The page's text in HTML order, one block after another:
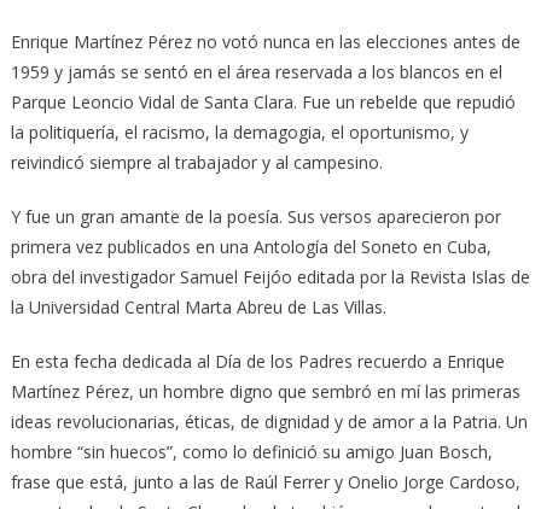
Enrique Martínez Pérez no votó nunca en las elecciones antes de
1959 y jamás se sentó en el área reservada a los blancos en el
Parque Leoncio Vidal de Santa Clara. Fue un rebelde que repudió
la politiquería, el racismo, la demagogia, el oportunismo, y
reivindicó siempre al trabajador y al campesino.
Y fue un gran amante de la poesía. Sus versos aparecieron por
primera vez publicados en una Antología del Soneto en Cuba,
obra del investigador Samuel Feijóo editada por la Revista Islas de
la Universidad Central Marta Abreu de Las Villas.
En esta fecha dedicada al Día de los Padres recuerdo a Enrique
Martínez Pérez, un hombre digno que sembró en mí las primeras
ideas revolucionarias, éticas, de dignidad y de amor a la Patria. Un
hombre “sin huecos”, como lo definició su amigo Juan Bosch,
frase que está, junto a las de Raúl Ferrer y Onelio Jorge Cardoso,